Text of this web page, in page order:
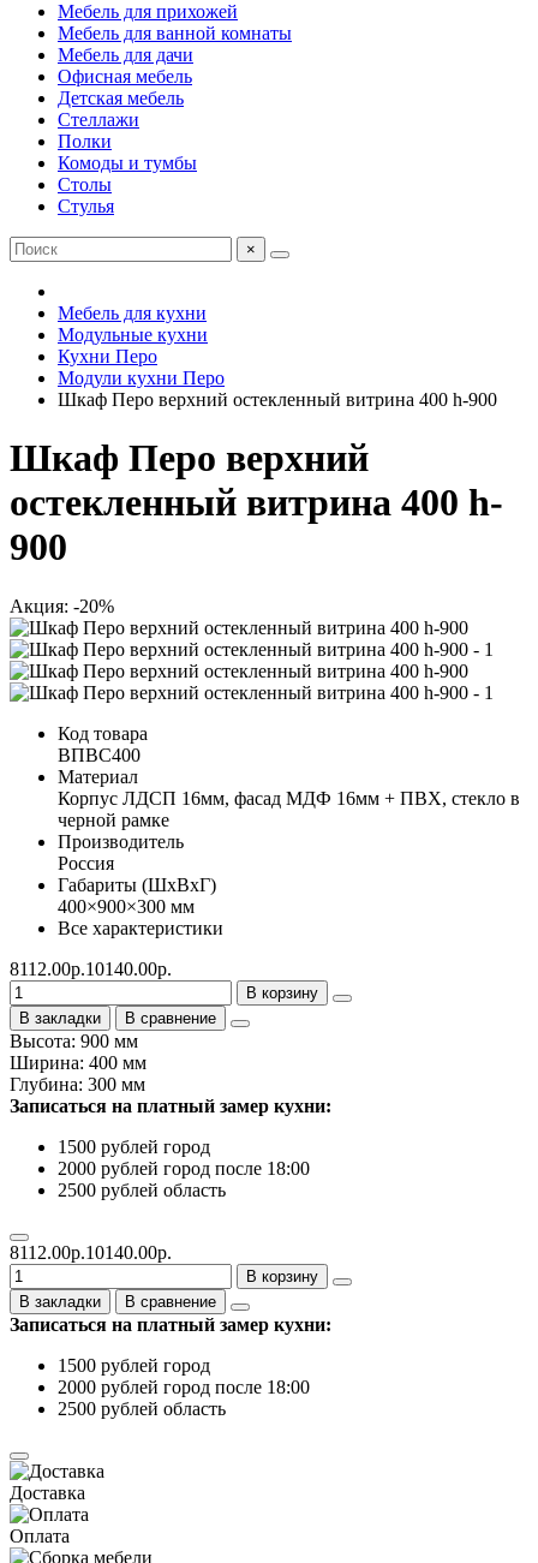
Мебель для прихожей
Мебель для ванной комнаты
Мебель для дачи
Офисная мебель
Детская мебель
Стеллажи
Полки
Комоды и тумбы
Столы
Стулья
×
Мебель для кухни
Модульные кухни
Кухни Перо
Модули кухни Перо
Шкаф Перо верхний остекленный витрина 400 h-900
Шкаф Перо верхний
остекленный витрина 400 h-
900
Акция: -20%
Код товара
ВПВС400
Материал
Корпус ЛДСП 16мм, фасад МДФ 16мм + ПВХ, стекло в
черной рамке
Производитель
Россия
Габариты (ШхВхГ)
400×900×300 мм
Все характеристики
8112.00р.10140.00р.
В корзину
В закладки
В сравнение
Высота: 900 мм
Ширина: 400 мм
Глубина: 300 мм
Записаться на платный замер кухни:
1500 рублей город
2000 рублей город после 18:00
2500 рублей область
8112.00р.10140.00р.
В корзину
В закладки
В сравнение
Записаться на платный замер кухни:
1500 рублей город
2000 рублей город после 18:00
2500 рублей область
Доставка
Оплата